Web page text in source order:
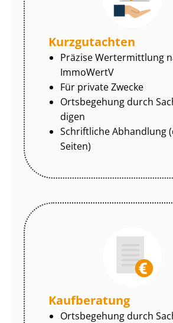
Kurzgutachten
Präzise Wertermittlung
ImmoWertV
Für private Zwecke
Ortsbegehung durch
di­gen
Schriftliche Abhandlung
Seiten)
Kaufberatung
Ortsbegehung durch